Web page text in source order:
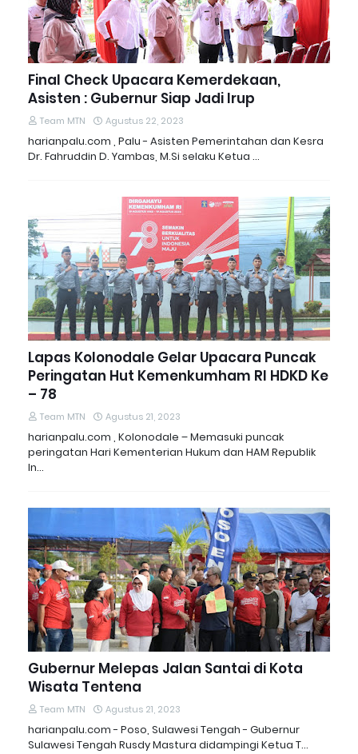
Final Check Upacara Kemerdekaan,
Asisten : Gubernur Siap Jadi Irup
Team MTN Agustus 22, 2023
harianpalu.com , Palu - Asisten Pemerintahan dan Kesra
Dr. Fahruddin D. Yambas, M.Si selaku Ketua …
Lapas Kolonodale Gelar Upacara Puncak
Peringatan Hut Kemenkumham RI HDKD Ke
– 78
Team MTN Agustus 21, 2023
harianpalu.com , Kolonodale – Memasuki puncak
peringatan Hari Kementerian Hukum dan HAM Republik
In…
Gubernur Melepas Jalan Santai di Kota
Wisata Tentena
Team MTN Agustus 21, 2023
harianpalu.com - Poso, Sulawesi Tengah - Gubernur
Sulawesi Tengah Rusdy Mastura didampingi Ketua T…